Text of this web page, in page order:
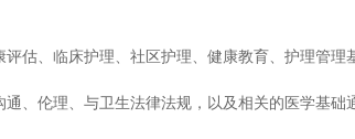
估、临床护理、社区护理、健康教育、护理管理
、伦理、与卫生法律法规，以及相关的医学基础